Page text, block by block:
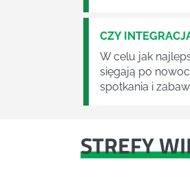
CZY
W celu jak
sięgają po
spotkania i
STREFY